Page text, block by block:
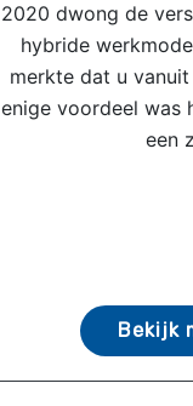
2020 dwong de
hybride
merkte dat u
enige voordeel was
een
Bekijk